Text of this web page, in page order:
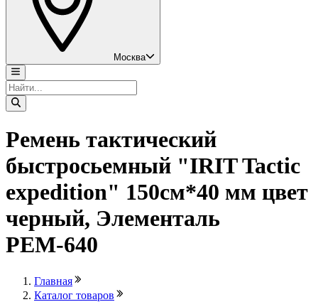
Москва
Ремень тактический
быстросьемный "IRIT Tactic
expedition" 150см*40 мм цвет
черный, Элементаль
РЕМ-640
Главная
Каталог товаров